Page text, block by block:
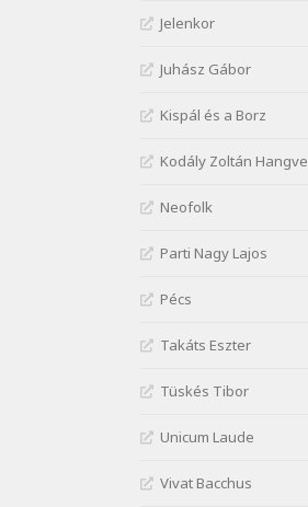
Janus Pannonius:
Szélkiáltó
tavasszal
József Attila:
Szélkiáltó
Szélkiáltó
József Attila:
József Attila:
Szélkiáltó
József Attila:
József Attila: Ne
Jelenkor
Juhász Gábor
Kispál és a Borz
Kodály Zoltán
Neofolk
Parti Nagy Lajos
Pécs
Takáts Eszter
Tüskés Tibor
Unicum Laude
Vivat Bacchus